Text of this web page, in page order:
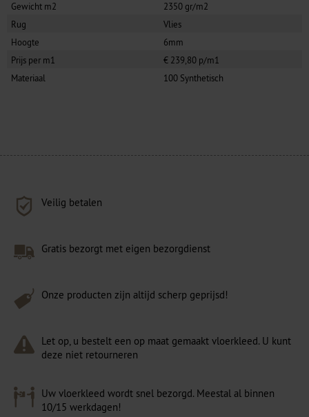
Gewicht m2
2350 gr/m2
Rug
Vlies
Hoogte
6mm
Prijs per m1
€ 239,80 p/m1
Materiaal
100 Synthetisch
Veilig betalen
Gratis bezorgt met eigen bezorgdienst
Onze producten zijn altijd scherp geprijsd!
Let op, u bestelt een op maat gemaakt vloerkleed. U kunt
deze niet retourneren
Uw vloerkleed wordt snel bezorgd. Meestal al binnen
10/15 werkdagen!